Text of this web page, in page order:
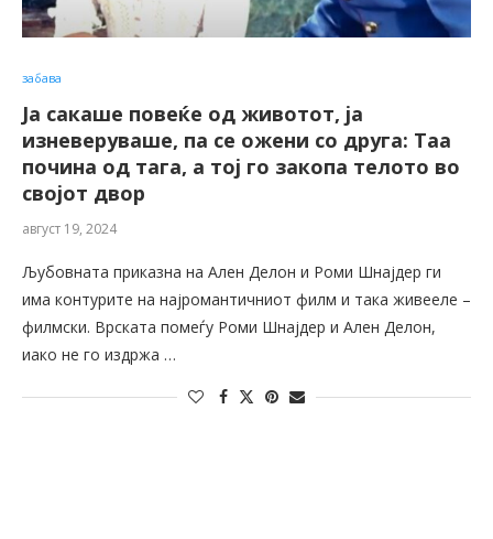
забава
Ја сакаше повеќе од животот, ја
изневеруваше, па се ожени со друга: Таа
почина од тага, а тој го закопа телото во
својот двор
август 19, 2024
Љубовната приказна на Ален Делон и Роми Шнајдер ги
има контурите на најромантичниот филм и така живееле –
филмски. Врската помеѓу Роми Шнајдер и Ален Делон,
иако не го издржа …